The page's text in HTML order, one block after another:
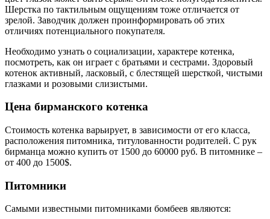
Шерстка по тактильным ощущениям тоже отличается от
зрелой. Заводчик должен проинформировать об этих
отличиях потенциального покупателя.
Необходимо узнать о социализации, характере котенка,
посмотреть, как он играет с братьями и сестрами. Здоровый
котенок активный, ласковый, с блестящей шерсткой, чистыми
глазками и розовыми слизистыми.
Цена бирманского котенка
Стоимость котенка варьирует, в зависимости от его класса,
расположения питомника, титулованности родителей. С рук
бирманца можно купить от 1500 до 60000 руб. В питомнике –
от 400 до 1500$.
Питомники
Самыми известными питомниками бомбеев являются: